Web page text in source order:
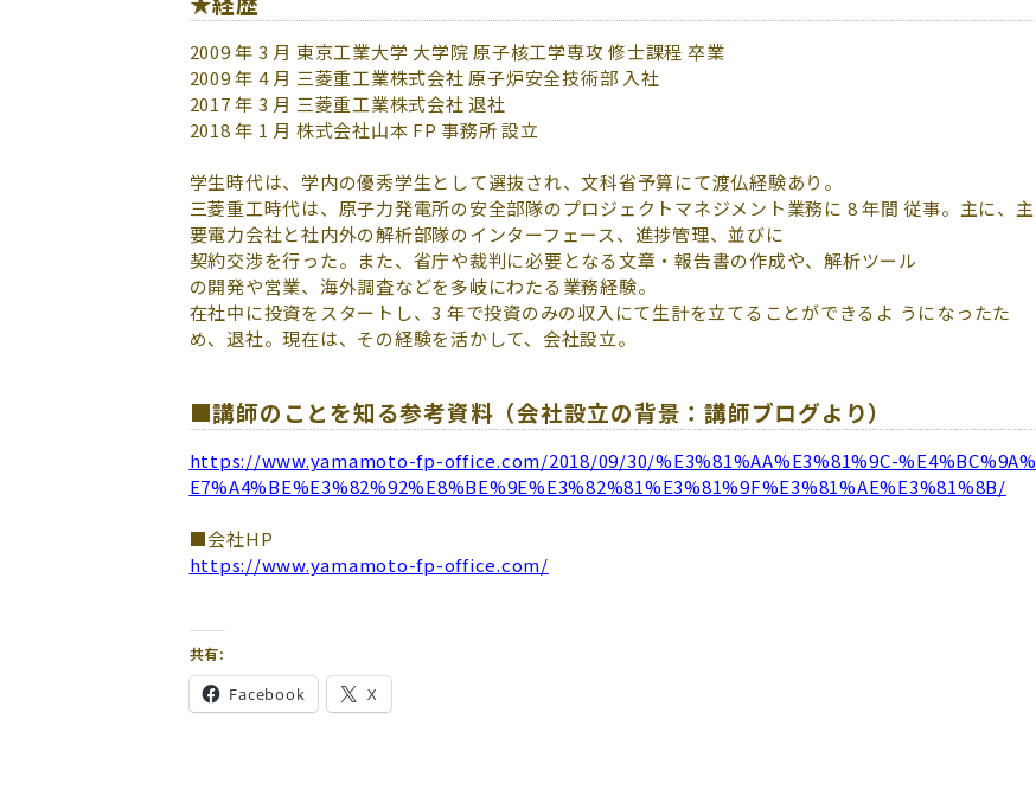
2009 年 3 月 東京工業大学 大学院 原子核工学専攻 修士課程 卒業
2009 年 4 月 三菱重工業株式会社 原子炉安全技術部 入社
2017 年 3 月 三菱重工業株式会社 退社
2018 年 1 月 株式会社山本 FP 事務所 設立
学生時代は、学内の優秀学生として選抜され、文科省予算にて渡仏経験あり。
三菱重工時代は、原子力発電所の安全部隊のプロジェクトマネジメント業務に 8 年間 従事。主に、主
要電力会社と社内外の解析部隊のインターフェース、進捗管理、並びに
契約交渉を行った。また、省庁や裁判に必要となる文章・報告書の作成や、解析ツール
の開発や営業、海外調査などを多岐にわたる業務経験。
在社中に投資をスタートし、3 年で投資のみの収入にて生計を立てることができるよ うになったた
め、退社。現在は、その経験を活かして、会社設立。
■講師のことを知る参考資料（会社設立の背景：講師ブログより）
https://www.yamamoto-fp-office.com/2018/09/30/%E3%81%AA%E3%81%9C-%E4%BC%9A%
E7%A4%BE%E3%82%92%E8%BE%9E%E3%82%81%E3%81%9F%E3%81%AE%E3%81%8B/
■会社HP
https://www.yamamoto-fp-office.com/
共有:
Facebook X